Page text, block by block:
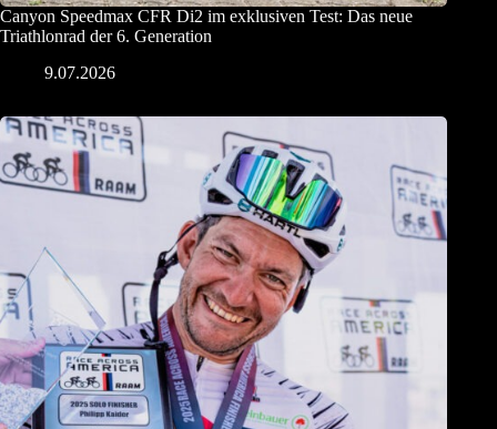
Canyon Speedmax CFR Di2 im exklusiven Test: Das neue
Triathlonrad der 6. Generation
9.07.2026